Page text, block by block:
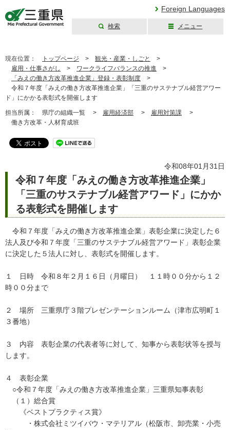
Foreign Languages
検索 メニュー
現在位置： トップページ > 観光・産業・しごと
>
雇用・仕事さがし
> ワークライフバランスの推進 >
「みえの働き方改革推進企業」登録・表彰制度 >
令和７年度「みえの働き方改革推進企業」「三重のサステナブル経営アワー
ド」にかかる表彰式を開催します
担当所属： 県庁の組織一覧 > 雇用経済部 > 雇用対策課 >
働き方改革・人材育成班
令和08年01月31日
令和７年度「みえの働き方改革推進企業」
「三重のサステナブル経営アワード」にかか
る表彰式を開催します
令和７年度「みえの働き方改革推進企業」表彰企業に決定した６
法人及び令和７年度「三重のサステナブル経営アワード」表彰企業
に決定した５法人に対し、表彰式を開催します。
１ 日時 令和８年２月１６日（月曜日） １１時００分から１２
時００分まで
２ 場所 三重県庁３階プレゼンテーションルーム（津市広明町１
３番地）
３ 内容 表彰企業の代表者等に対して、知事から表彰状等を授与
します。
４ 表彰企業
○令和７年度「みえの働き方改革推進企業」三重県知事表彰
（１）総合賞
《ベストプラクティス賞》
・株式会社ミツイバウ・マテリアル（松阪市、卸売業・小売